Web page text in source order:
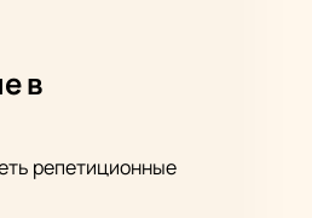
в
репетиционные